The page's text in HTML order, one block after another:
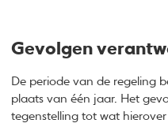
Gevolgen
De periode van de regeling
plaats van één jaar. Het
tegenstelling tot wat